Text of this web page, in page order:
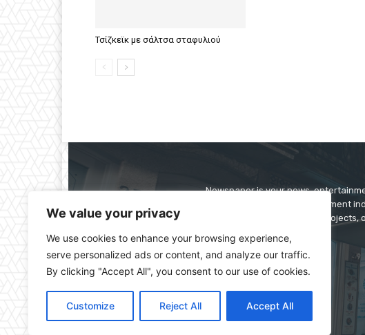
We value your privacy
We use cookies to enhance your browsing experience,
serve personalized ads or content, and analyze our traffic.
By clicking "Accept All", you consent to our use of cookies.
Customize Reject All Accept All
Τσίζκεϊκ με σάλτσα σταφυλιού
Newspaper is your news,
straight from the entertainment
always